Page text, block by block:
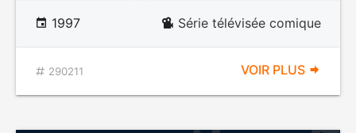
1997 Série télévisée comique
290211 VOIR PLUS